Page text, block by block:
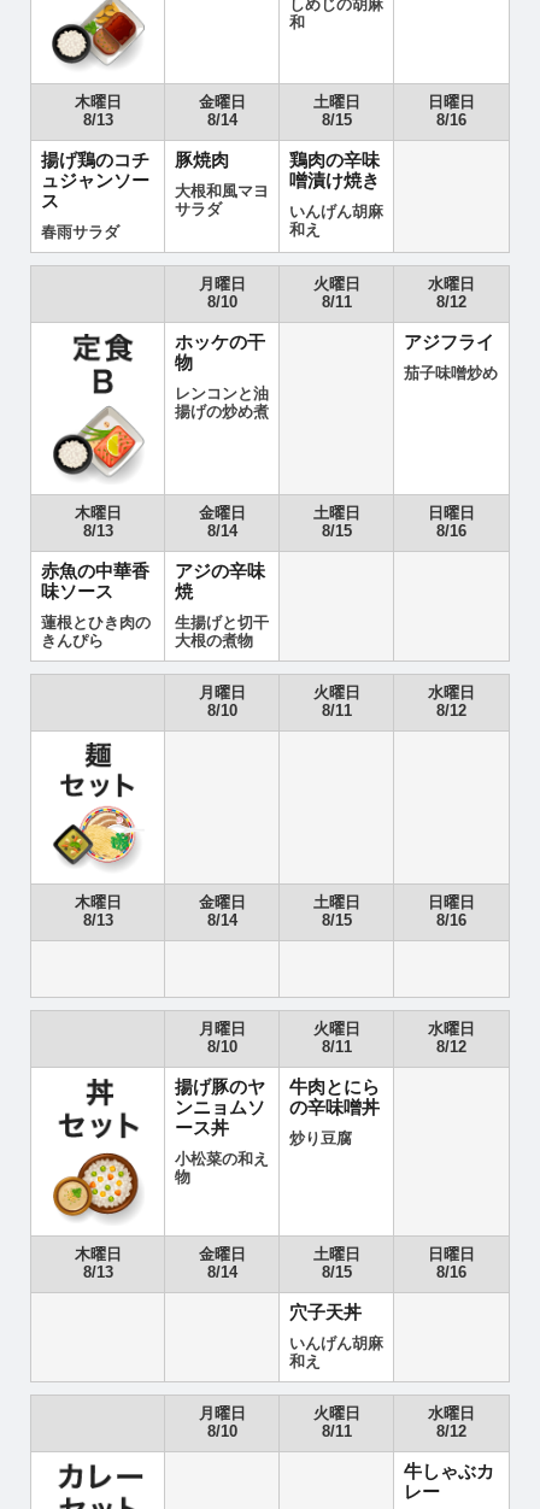
しめじの胡麻
和
木曜日
8/13
金曜日
8/14
土曜日
8/15
日曜日
8/16
揚げ鶏のコチ
ュジャンソー
ス
春雨サラダ
豚焼肉
大根和風マヨ
サラダ
鶏肉の辛味
噌漬け焼き
いんげん胡麻
和え
月曜日
8/10
火曜日
8/11
水曜日
8/12
ホッケの干
物
レンコンと油
揚げの炒め煮
アジフライ
茄子味噌炒め
木曜日
8/13
金曜日
8/14
土曜日
8/15
日曜日
8/16
赤魚の中華香
味ソース
蓮根とひき肉の
きんぴら
アジの辛味
焼
生揚げと切干
大根の煮物
月曜日
8/10
火曜日
8/11
水曜日
8/12
木曜日
8/13
金曜日
8/14
土曜日
8/15
日曜日
8/16
月曜日
8/10
火曜日
8/11
水曜日
8/12
揚げ豚のヤ
ンニョムソ
ース丼
小松菜の和え
物
牛肉とにら
の辛味噌丼
炒り豆腐
木曜日
8/13
金曜日
8/14
土曜日
8/15
日曜日
8/16
穴子天丼
いんげん胡麻
和え
月曜日
8/10
火曜日
8/11
水曜日
8/12
牛しゃぶカ
レー